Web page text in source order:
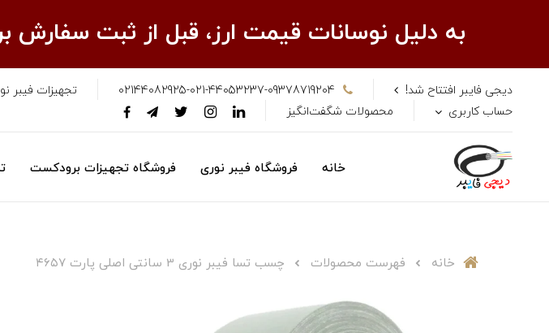
به دلیل نوسانات قیمت ارز، قبل از ثبت سفارش
دیجی فایبر افتتاح شد! 02144082925-021-44053237-09378719204
تجهیزات فیبر
حساب کاربری
محصولات شگفت‌انگیز
خانه فروشگاه فیبر نوری فروشگاه تجهیزات برودکست
خانه فهرست محصولات چسب تسا فیبر نوری 3 سانتی اصلی پارت ۴۶۵۷